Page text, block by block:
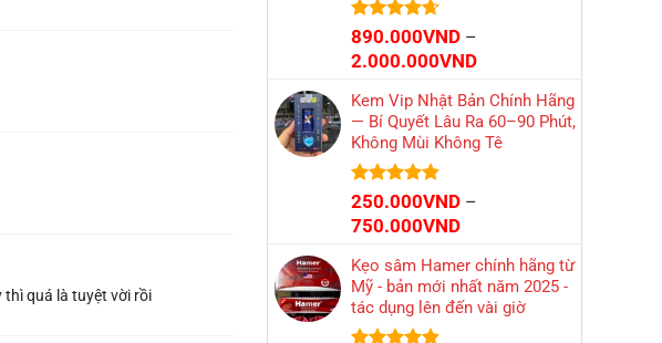
Được xếp
hạng4.66
5 sao
890.000VND –
2.000.000VNDKhoảng
từ
890.000VND
đến
Kem Vip Nhật Bản Chính Hãng
— Bí Quyết Lâu Ra 60–90 Phút,
Không Mùi Không Tê
Được xếp
hạng4.86
5 sao
250.000VND –
750.000VNDKhoảng
từ
250.000VND
đến
Kẹo sâm Hamer chính hãng từ
Mỹ - bản mới nhất năm 2025 -
tác dụng lên đến vài giờ
thì quá là tuyệt vời rồi